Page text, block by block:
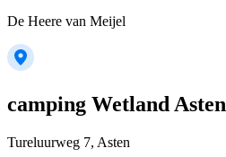
De Heere van Meijel
camping Wetland Asten
Tureluurweg 7, Asten